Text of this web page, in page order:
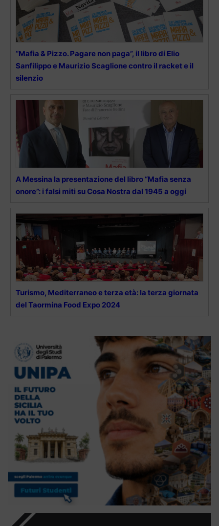
“Mafia & Pizzo. Pagare non paga”, il libro di Elio
Sanfilippo e Maurizio Scaglione contro il racket e il
silenzio
A Messina la presentazione del libro “Mafia senza
onore”: i falsi miti su Cosa Nostra dal 1945 a oggi
Turismo, Mediterraneo e terza età: la terza giornata
del Taormina Food Expo 2024